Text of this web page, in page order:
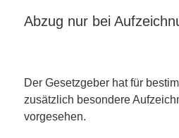
Abzug nur bei
Der Gesetzgeber hat für
zusätzlich besondere
vorgesehen.